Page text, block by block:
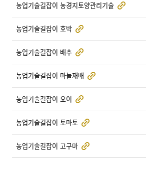
농업기술길잡이 농경지토양관리기술
농업기술길잡이 호박
농업기술길잡이 배추
농업기술길잡이 마늘재배
농업기술길잡이 오이
농업기술길잡이 토마토
농업기술길잡이 고구마